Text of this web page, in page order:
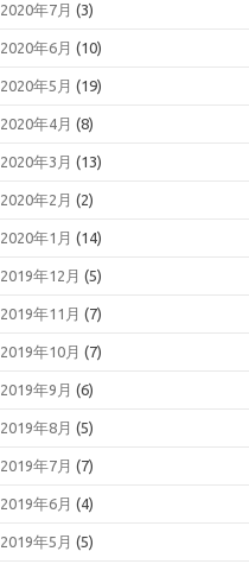
2020年7月 (3)
2020年6月 (10)
2020年5月 (19)
2020年4月 (8)
2020年3月 (13)
2020年2月 (2)
2020年1月 (14)
2019年12月 (5)
2019年11月 (7)
2019年10月 (7)
2019年9月 (6)
2019年8月 (5)
2019年7月 (7)
2019年6月 (4)
2019年5月 (5)